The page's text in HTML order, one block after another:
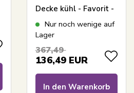
Decke kühl - Favorit -
140x220 cm - Bestes
Daunendecken-
Angebot mit
Moschusdaunen
Nur noch wenige auf
Lager
367,49
136,49 EUR
In den Warenkorb